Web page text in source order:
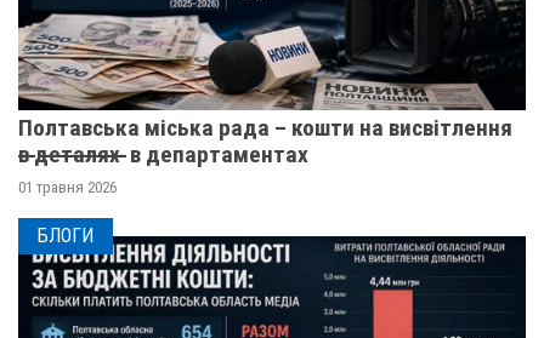
Полтавська міська рада – кошти на висвітлення
в̶ ̶д̶е̶т̶а̶л̶я̶х̶ ̶ в департаментах
01 травня 2026
БЛОГИ